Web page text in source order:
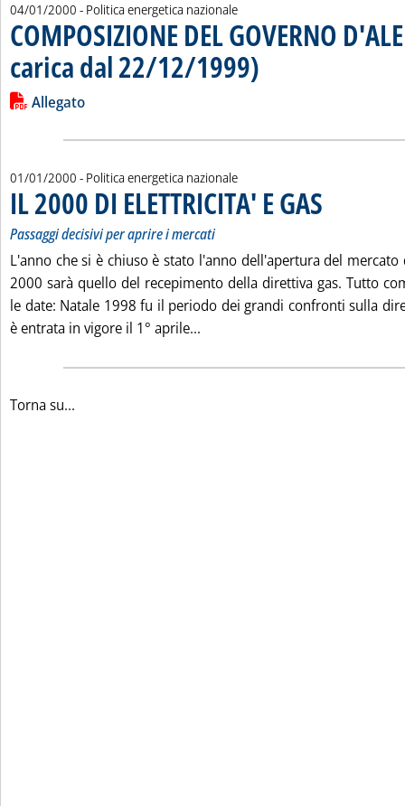
04/01/2000 - Politica energetica nazionale
COMPOSIZIONE DEL GOVERNO
carica dal 22/12/1999)
Leggi tutta la notizia: 'COMPOSIZIONE DEL GOVERNO
Lista allegati PDF alla notizia
Allegato
01/01/2000 - Politica energetica nazionale
IL 2000 DI ELETTRICITA' E GAS
Passaggi decisivi per aprire i mercati
L'anno che si è chiuso è stato l'anno dell'apertura del
2000 sarà quello del recepimento della direttiva gas. Tutto
le date: Natale 1998 fu il periodo dei grandi confronti sulla
è entrata in vigore il 1° aprile...
Torna su...